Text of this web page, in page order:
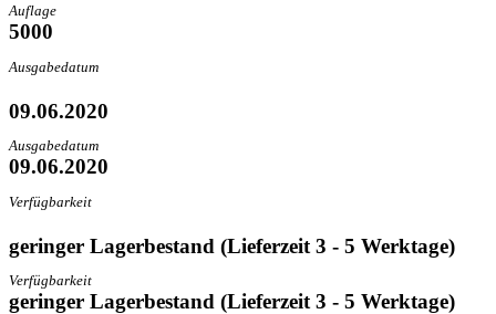
Auflage
5000
Ausgabedatum
09.06.2020
Ausgabedatum
09.06.2020
Verfügbarkeit
geringer Lagerbestand (Lieferzeit 3 - 5 Werktage)
Verfügbarkeit
geringer Lagerbestand (Lieferzeit 3 - 5 Werktage)